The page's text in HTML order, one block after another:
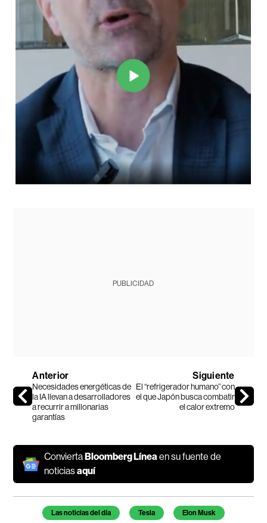
PUBLICIDAD
Anterior
Necesidades energéticas de
la IA llevan a desarrolladores
a recurrir a millonarias
garantías
Siguiente
El “refrigerador humano” con
el que Japón busca combatir
el calor extremo
Convierta Bloomberg Líneaen su fuente de
noticiasaquí
Temas de este artículo
Las noticias del día Tesla Elon Musk